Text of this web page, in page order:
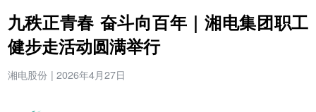
九秩正青春 奋斗向百年｜湘电集团职工
健步走活动圆满举行
湘电股份 | 2026年4月27日